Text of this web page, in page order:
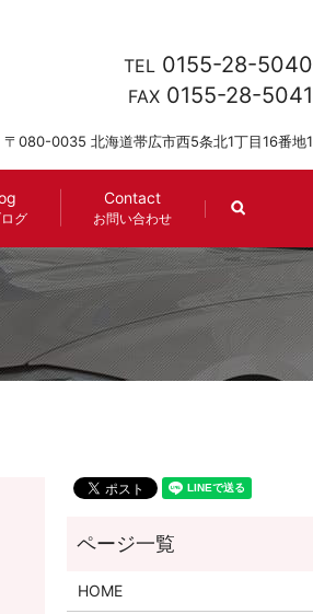
グ
Contact
お問い合わせ search
TEL 0155-28-5040
FAX 0155-28-5041
〒080-0035 北海道帯広市西5条北1丁目16番地1
HOME